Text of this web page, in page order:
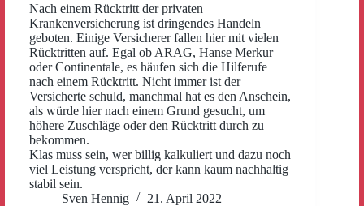
Nach einem Rücktritt der privaten
Krankenversicherung ist dringendes Handeln
geboten. Einige Versicherer fallen hier mit vielen
Rücktritten auf. Egal ob ARAG, Hanse Merkur
oder Continentale, es häufen sich die Hilferufe
nach einem Rücktritt. Nicht immer ist der
Versicherte schuld, manchmal hat es den Anschein,
als würde hier nach einem Grund gesucht, um
höhere Zuschläge oder den Rücktritt durch zu
bekommen.
Klas muss sein, wer billig kalkuliert und dazu noch
viel Leistung verspricht, der kann kaum nachhaltig
stabil sein.
Sven Hennig
21. April 2022